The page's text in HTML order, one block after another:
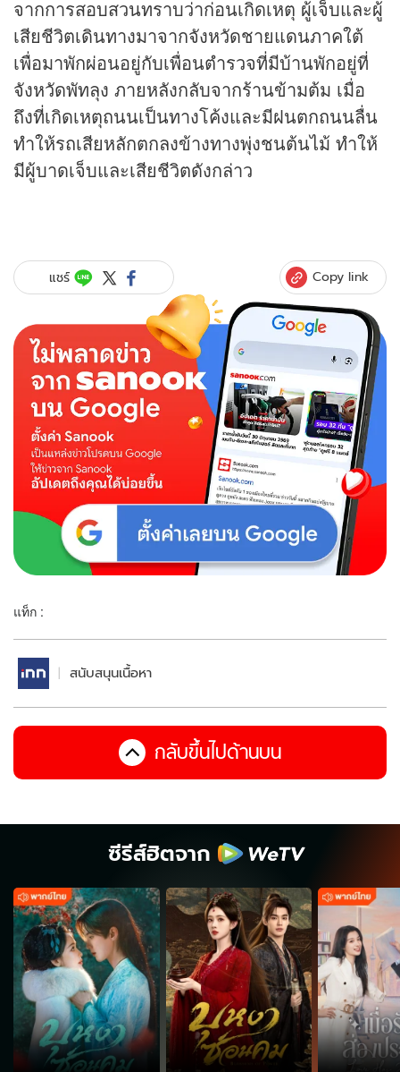
จากการสอบสวนทราบว่าก่อนเกิดเหตุ ผู้เจ็บและผู้
เสียชีวิตเดินทางมาจากจังหวัดชายแดนภาคใต้
เพื่อมาพักผ่อนอยู่กับเพื่อนตำรวจที่มีบ้านพักอยู่ที่
จังหวัดพัทลุง ภายหลังกลับจากร้านข้ามต้ม เมื่อ
ถึงที่เกิดเหตุถนนเป็นทางโค้งและมีฝนตกถนนลื่น
ทำให้รถเสียหลักตกลงข้างทางพุ่งชนต้นไม้ ทำให้
มีผู้บาดเจ็บและเสียชีวิตดังกล่าว
แชร์ Copy link
แท็ก :
สนับสนุนเนื้อหา
กลับขึ้นไปด้านบน
ซีรีส์ฮิตจาก